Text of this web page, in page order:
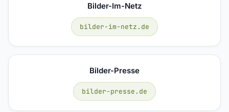
Bilder-Im-Netz
bilder-im-netz.de
Bilder-Presse
bilder-presse.de